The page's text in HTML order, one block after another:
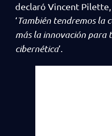
declaró Vincent
‘También tendremos la
más la innovación
cibernética’.